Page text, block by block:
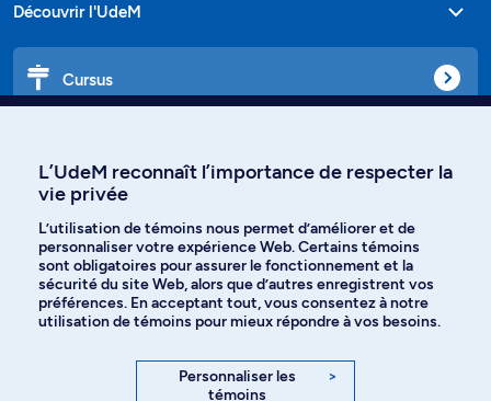
Découvrir l'UdeM
Cursus
Langues
Facebook Instagram
YouTube
L’UdeM reconnaît l’importance de respecter la
vie privée
L’utilisation de témoins nous permet d’améliorer et de
personnaliser votre expérience Web. Certains témoins
sont obligatoires pour assurer le fonctionnement et la
sécurité du site Web, alors que d’autres enregistrent vos
préférences. En acceptant tout, vous consentez à notre
utilisation de témoins pour mieux répondre à vos besoins.
Personnaliser les
témoins
>